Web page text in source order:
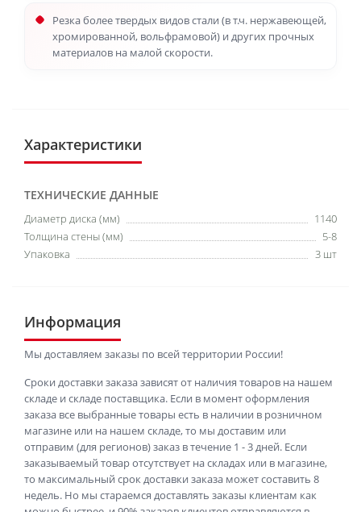
Резка более твердых видов стали (в т.ч. нержавеющей,
хромированной, вольфрамовой) и других прочных
материалов на малой скорости.
Характеристики
ТЕХНИЧЕСКИЕ ДАННЫЕ
Диаметр диска (мм)
1140
Толщина стены (мм)
5-8
Упаковка
3 шт
Информация
Мы доставляем заказы по всей территории России!
Сроки доставки заказа зависят от наличия товаров на нашем
складе и складе поставщика. Если в момент оформления
заказа все выбранные товары есть в наличии в розничном
магазине или на нашем складе, то мы доставим или
отправим (для регионов) заказ в течение 1 - 3 дней. Если
заказываемый товар отсутствует на складах или в магазине,
то максимальный срок доставки заказа может составить 8
недель. Но мы стараемся доставлять заказы клиентам как